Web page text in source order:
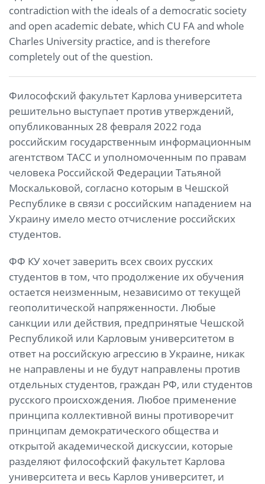
contradiction with the ideals of a democratic society
and open academic debate, which CU FA and whole
Charles University practice, and is therefore
completely out of the question.
Философский факультет Карлова университета
решительно выступает против утверждений,
опубликованных 28 февраля 2022 года
российским государственным информационным
агентством ТАСС и уполномоченным по правам
человека Российской Федерации Татьяной
Москальковой, согласно которым в Чешской
Республике в связи с российским нападением на
Украину имело место отчисление российских
студентов.
ФФ КУ хочет заверить всех своих русских
студентов в том, что продолжение их обучения
остается неизменным, независимо от текущей
геополитической напряженности. Любые
санкции или действия, предпринятые Чешской
Республикой или Карловым университетом в
ответ на российскую агрессию в Украине, никак
не направлены и не будут направлены против
отдельных студентов, граждан РФ, или студентов
русского происхождения. Любое применение
принципа коллективной вины противоречит
принципам демократического общества и
открытой академической дискуссии, которые
разделяют философский факультет Карлова
университета и весь Карлов университет, и